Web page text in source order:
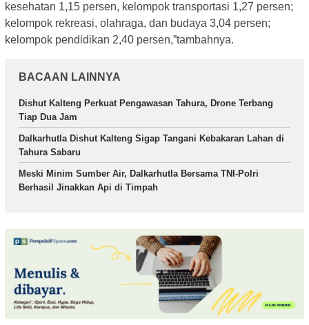
kesehatan 1,15 persen, kelompok transportasi 1,27 persen;
kelompok rekreasi, olahraga, dan budaya 3,04 persen;
kelompok pendidikan 2,40 persen,”tambahnya.
BACAAN LAINNYA
Dishut Kalteng Perkuat Pengawasan Tahura, Drone Terbang
Tiap Dua Jam
Dalkarhutla Dishut Kalteng Sigap Tangani Kebakaran Lahan di
Tahura Sabaru
Meski Minim Sumber Air, Dalkarhutla Bersama TNI-Polri
Berhasil Jinakkan Api di Timpah